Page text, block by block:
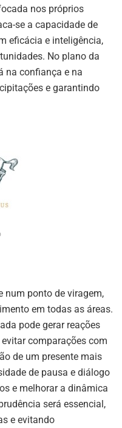
nos próprios
se a capacidade de
eficácia e inteligência,
No plano da
na confiança e na
e garantindo
num ponto de viragem,
em todas as áreas.
pode gerar reações
comparações com
de um presente mais
de pausa e diálogo
e melhorar a dinâmica
será essencial,
e evitando